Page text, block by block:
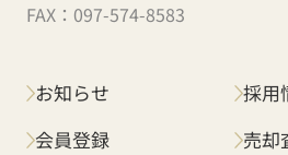
FAX： 097-574-8583
お知らせ
会員登録
採用
売却